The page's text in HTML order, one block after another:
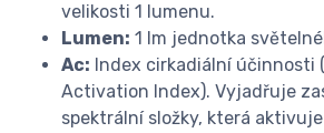
velikosti 1 lumenu.
Lumen: 1 lm jednotka
Ac: Index cirkadiální účinnosti
Activation Index). Vyjadřuje
spektrální složky, která